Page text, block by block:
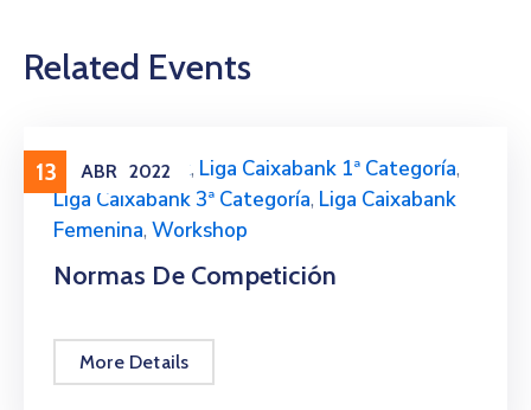
Related Events
13 ABR 2022
Liga Caixabank, Liga Caixabank 1ª Categoría,
Liga Caixabank 3ª Categoría, Liga Caixabank
Femenina, Workshop
Normas De Competición
More Details